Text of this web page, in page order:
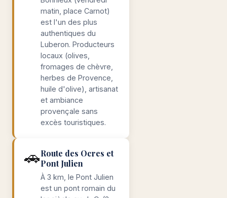
matin, place Carnot)
est l'un des plus
authentiques du
Luberon. Producteurs
locaux (olives,
fromages de chèvre,
herbes de Provence,
huile d'olive), artisanat
et ambiance
provençale sans
excès touristiques.
🚗Route des Ocres et
Pont Julien
À 3 km, le Pont Julien
est un pont romain du